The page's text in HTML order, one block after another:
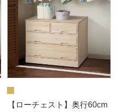
【ローチェスト】奥行60cm